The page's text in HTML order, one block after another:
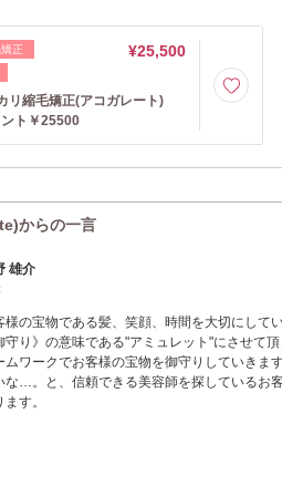
正
¥25,500
リ縮毛矯正(アコガレート)
ト￥25500
からの一言
雄介
様の宝物である髪、笑顔、時間を大切にして
守り》の意味である"アミュレット"にさせて
ムワークでお客様の宝物を御守りしていきま
な…。と、信頼できる美容師を探しているお
ます。